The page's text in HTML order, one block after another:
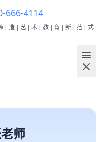
666-4114
|造|艺|术|教|育|新|范|式
师